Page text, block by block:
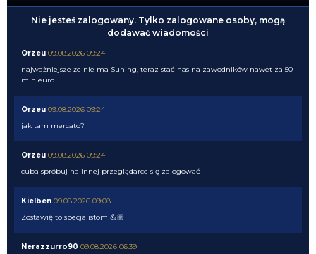
Nie jesteś zalogowany. Tylko zalogowane osoby, mogą
dodawać wiadomości
Orzeu 09.08.2026 09:24
najważniejsze że nie ma Suning, teraz stać nas na zawodników nawet za 50
mln euro
Orzeu 09.08.2026 09:24
jak tam mercato?
Orzeu 09.08.2026 09:24
cuba spróbuj na innej przeglądarce się zalogować
Kielben 09.08.2026 09:08
Zostawię to specjalistom 💪🏼
Nerazzurro90 09.08.2026 06:39